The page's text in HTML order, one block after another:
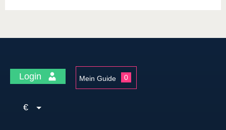
Login Mein Guide 0
€